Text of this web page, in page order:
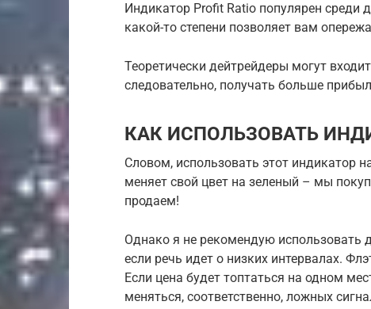
Индикатор Profit Ratio популярен среди
какой-то степени позволяет вам
Теоретически дейтрейдеры могут
следовательно, получать больше
КАК ИСПОЛЬЗОВАТЬ
Словом, использовать этот индикатор
меняет свой цвет на зеленый – мы
продаем!
Однако я не рекомендую использовать
если речь идет о низких интервалах.
Если цена будет топтаться на одном
меняться, соответственно, ложных